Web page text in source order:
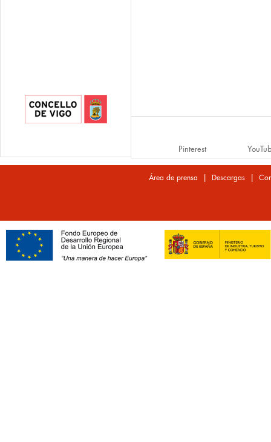
Pinterest
Área de prensa | Descargas |